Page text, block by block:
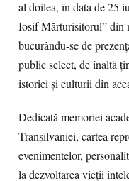
al doilea, în data de 25
Iosif Mărturisitorul” din
bucurându-se de
public select, de înaltă
istoriei și culturii din
Dedicată memoriei
Transilvaniei, cartea
evenimentelor,
la dezvoltarea vieții